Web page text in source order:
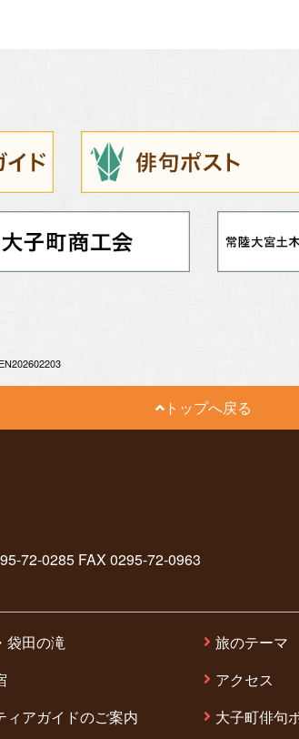
トップへ戻る
72-0285 FAX 0295-72-0963
袋田の滝 旅のテーマ
アクセス
ィアガイドのご案内
大子町俳句